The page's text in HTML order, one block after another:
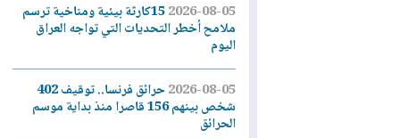
2026-08-05
15كارثة بيئية ومناخية ترسم
ملامح أخطر التحديات التي تواجه العراق
اليوم
2026-08-05
حرائق فرنسا.. توقيف 402
شخص بينهم 156 قاصرا منذ بداية موسم
الحرائق